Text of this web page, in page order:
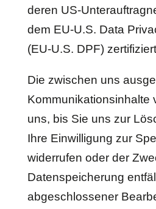
deren US-
dem EU-U.S. Data
(EU-U.S. DPF)
Die zwischen uns
Kommunikationsinhalte
uns, bis Sie uns zur
Ihre Einwilligung zur
widerrufen oder der
Datenspeicherung
abgeschlossener